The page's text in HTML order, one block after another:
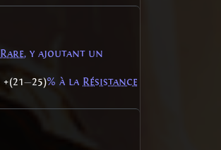
Rare, y ajoutant un
+(21—25)% à la Résistance